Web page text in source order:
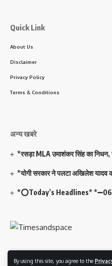
By using this site, you agree to the
Quick Link
About Us
Disclaimer
Privacy Policy
Terms & Conditions
अन्य खबरे
*रसड़ा MLA उमाशंकर सिंह का
*योगी सरकार ने पलटा अखिलेश
*⭕Today’s Headlines*
© 2023 Timesandspace. All Rights